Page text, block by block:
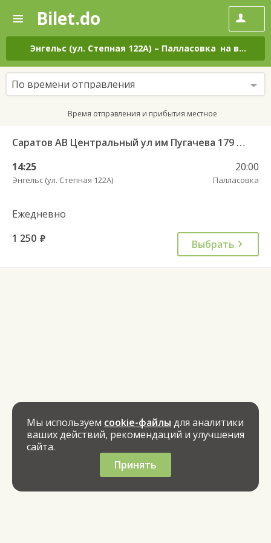
—
Поиск
и
покупка
билетов
на
автобус
онлайн
Bilet.do
Энгельс (ул. Степная 122А) – Палласовка на все дни
По времени отправления
Время отправления и прибытия местное
Саратов АВ Центральный ул им Пугачева 179 А — Палласовка
14:25
Энгельс (ул. Степная 122А)
20:00
Палласовка
Ежедневно
1 250 руб. Выбрать
Мы используем cookie-файлы для аналитики
ваших действий, рекомендаций и улучшения
сайта.
Принять